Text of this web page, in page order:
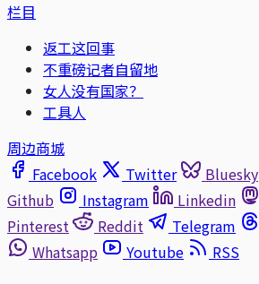
栏目
返工这回事
不重磅记者自留地
女人没有国家？
工具人
周边商城
Facebook
Twitter Bluesky
Github
Instagram Linkedin
Pinterest
Reddit Telegram
Whatsapp
Youtube RSS